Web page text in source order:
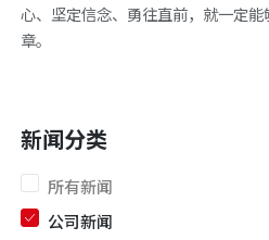
心、坚定信念、勇往直前，就一定
章。
新闻分类
所有新闻
公司新闻